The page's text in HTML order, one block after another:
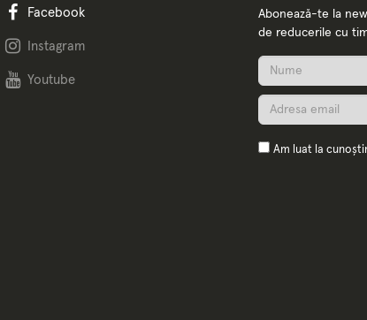
Facebook
Instagram
Youtube
Abonează-te la
de reducerile cu
Am luat la